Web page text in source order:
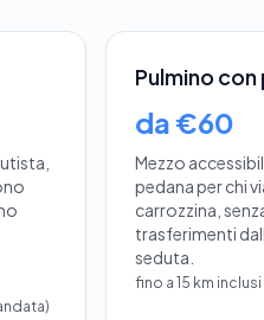
Pulmino con
da €60
Mezzo
pedana per chi
carrozzina,
trasferimenti
seduta.
fino a 15 km